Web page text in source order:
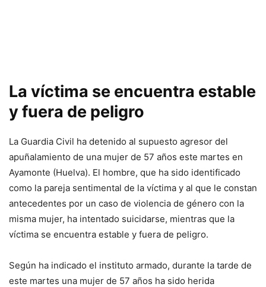
La víctima se encuentra estable
y fuera de peligro
La Guardia Civil ha detenido al supuesto agresor del
apuñalamiento de una mujer de 57 años este martes en
Ayamonte (Huelva). El hombre, que ha sido identificado
como la pareja sentimental de la víctima y al que le constan
antecedentes por un caso de violencia de género con la
misma mujer, ha intentado suicidarse, mientras que la
víctima se encuentra estable y fuera de peligro.
Según ha indicado el instituto armado, durante la tarde de
este martes una mujer de 57 años ha sido herida